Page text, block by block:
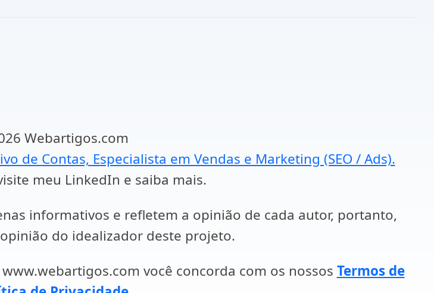
Webartigos.com
de Contas, Especialista em Vendas e Marketing (SEO / Ads).
meu LinkedIn e saiba mais.
informativos e refletem a opinião de cada autor, portanto,
do idealizador deste projeto.
você concorda com os nossos Termos de